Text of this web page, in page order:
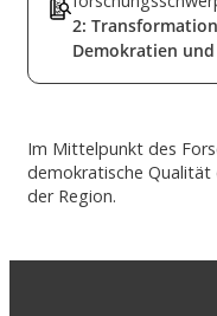
2:
Demokratien
Im Mittelpunkt des
demokratische Qualität
der Region.